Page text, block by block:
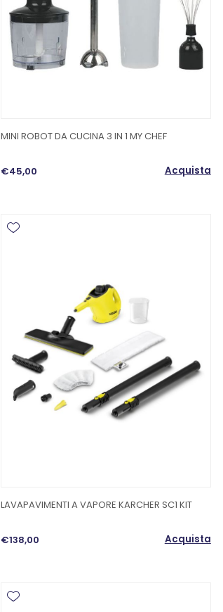
MINI ROBOT DA CUCINA 3 IN 1 MY CHEF
€45,00 Acquista
LAVAPAVIMENTI A VAPORE KARCHER SC1 KIT
€138,00 Acquista